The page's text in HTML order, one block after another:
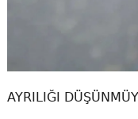
AYRILIĞI